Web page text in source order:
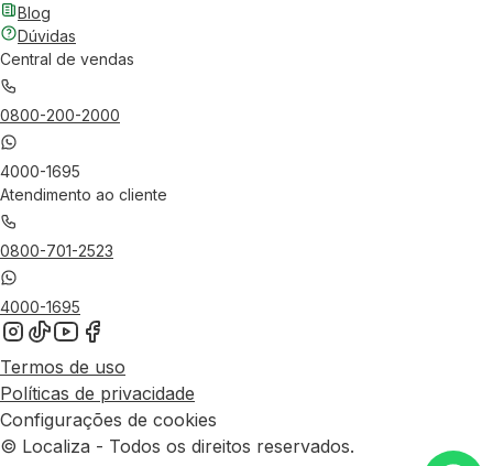
Blog
Dúvidas
Central de vendas
0800-200-2000
4000-1695
Atendimento ao cliente
0800-701-2523
4000-1695
Termos de uso
Políticas de privacidade
Configurações de cookies
© Localiza - Todos os direitos reservados.